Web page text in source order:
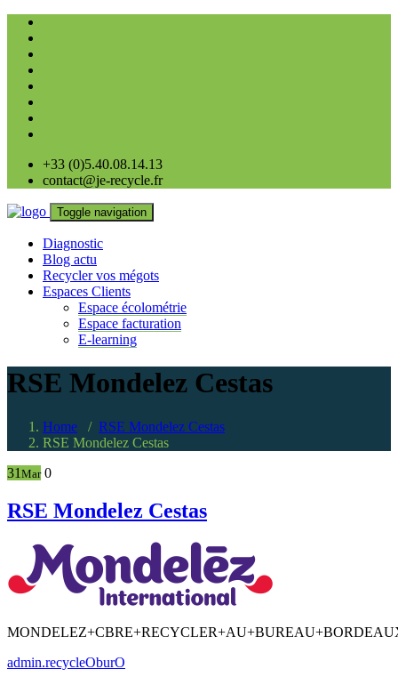
+33 (0)5.40.08.14.13
contact@je-recycle.fr
Toggle navigation
Diagnostic
Blog actu
Recycler vos mégots
Espaces Clients
Espace écolométrie
Espace facturation
E-learning
RSE Mondelez Cestas
Home / RSE Mondelez Cestas
RSE Mondelez Cestas
31 Mar 0
RSE Mondelez Cestas
admin.recycleOburO